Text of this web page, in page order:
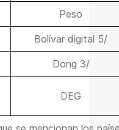
Peso
Bolívar digital 5/
Dong 3/
DEG